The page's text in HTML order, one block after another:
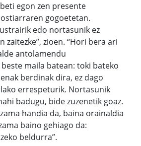
egon zen presente
gogoetetan.
edo nortasunik ez
zaitezke”, zioen. “Hori bera ari
antolamendu
maila batean: toki bateko
berdinak dira, ez dago
errespeturik. Nortasunik
badugu, bide zuzenetik goaz.
handia da, baina orainaldia
baino gehiago da:
beldurra”.